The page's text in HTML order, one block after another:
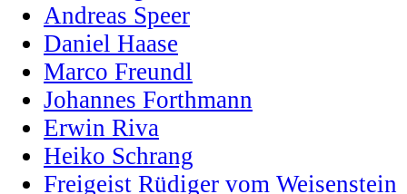
Andreas Speer
Daniel Haase
Marco Freundl
Johannes Forthmann
Erwin Riva
Heiko Schrang
Freigeist Rüdiger vom Weisenstein